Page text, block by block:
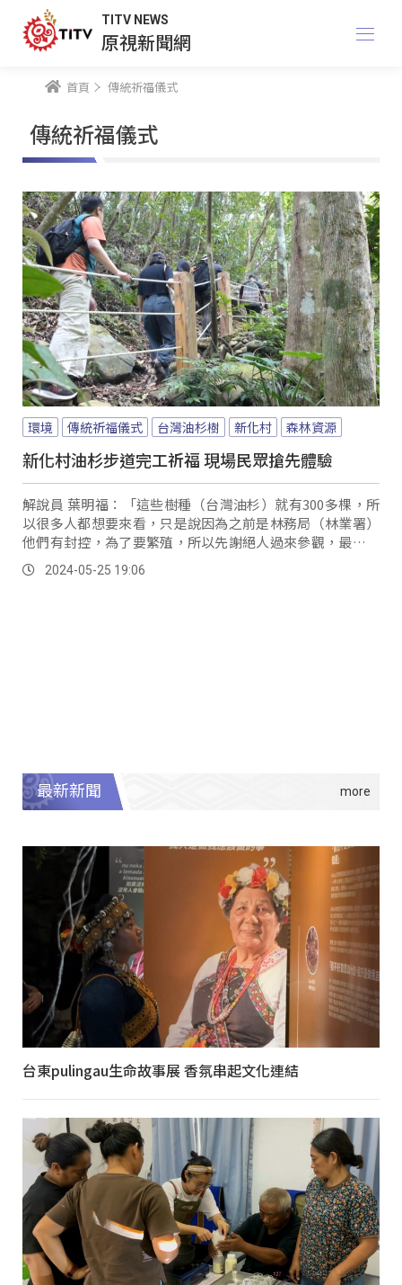
TITV NEWS
原視新聞網
首頁 傳統祈福儀式
傳統祈福儀式
環境 傳統祈福儀式 台灣油杉樹 新化村 森林資源
新化村油杉步道完工祈福 現場民眾搶先體驗
解說員 葉明福：「這些樹種（台灣油杉）就有300多棵，所
以很多人都想要來看，只是說因為之前是林務局（林業署）
他們有封控，為了要繁殖，所以先謝絕人過來參觀，最近開
放了交給我們鄉公所管理。
2024-05-25 19:06
最新新聞
台東pulingau生命故事展 香氛串起文化連結